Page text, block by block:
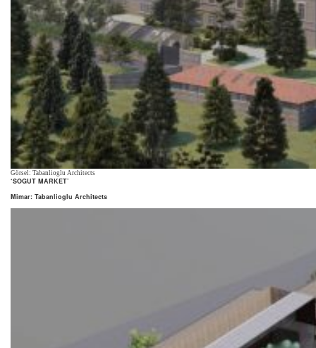
Görsel: Tabanlioglu Architects
‘SOGUT MARKET’
Mimar: Tabanlioglu Architects